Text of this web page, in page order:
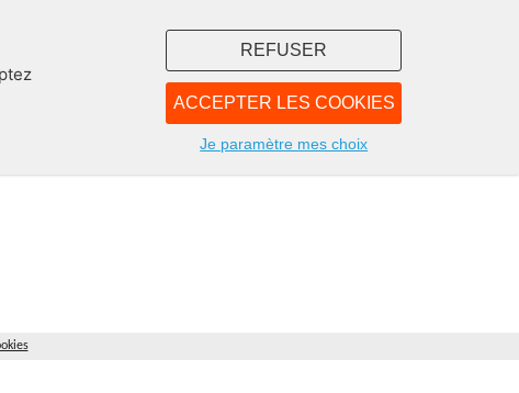
ACCEPTER LES COOKIES
REFUSER
Je paramètre mes choix
NOUS